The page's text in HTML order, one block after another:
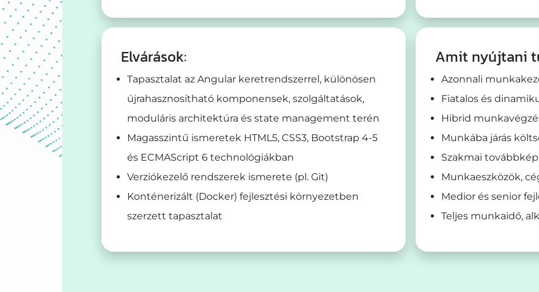
Elvárások:
Tapasztalat az Angular keretrendszerrel, különösen
újrahasznosítható komponensek, szolgáltatások,
moduláris architektúra és state management terén
Magasszintű ismeretek HTML5, CSS3, Bootstrap 4-5
és ECMAScript 6 technológiákban
Verziókezelő rendszerek ismerete (pl. Git)
Konténerizált (Docker) fejlesztési környezetben
szerzett tapasztalat
Amit nyújtani
Azonnali
Fiatalos és
Hibrid
Munkába járás
Szakmai
Munkaeszközök,
Medior és senior
Teljes munkaidő,